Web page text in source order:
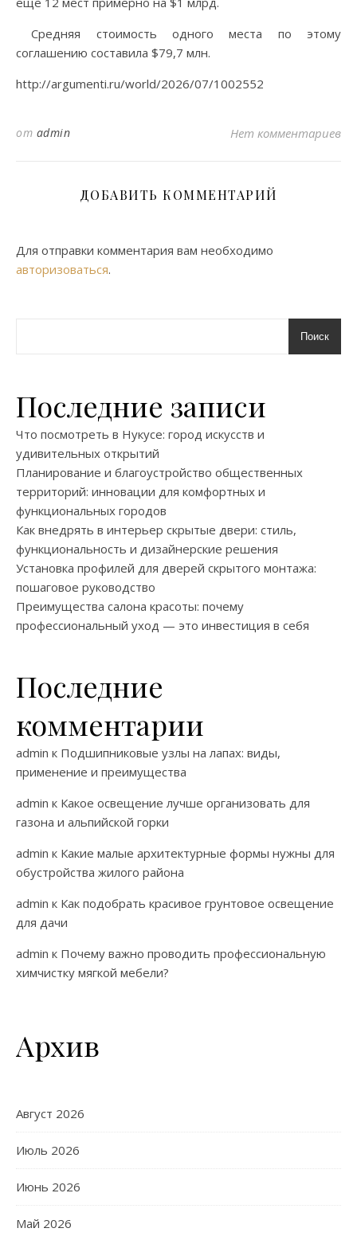
Средняя стоимость одного места по этому
соглашению составила $79,7 млн.
http://argumenti.ru/world/2026/07/1002552
от admin Нет комментариев
ДОБАВИТЬ КОММЕНТАРИЙ
Для отправки комментария вам необходимо
авторизоваться.
Поиск
Последние записи
Что посмотреть в Нукусе: город искусств и
удивительных открытий
Планирование и благоустройство общественных
территорий: инновации для комфортных и
функциональных городов
Как внедрять в интерьер скрытые двери: стиль,
функциональность и дизайнерские решения
Установка профилей для дверей скрытого монтажа:
пошаговое руководство
Преимущества салона красоты: почему
профессиональный уход — это инвестиция в себя
Последние
комментарии
admin к Подшипниковые узлы на лапах: виды,
применение и преимущества
admin к Какое освещение лучше организовать для
газона и альпийской горки
admin к Какие малые архитектурные формы нужны для
обустройства жилого района
admin к Как подобрать красивое грунтовое освещение
для дачи
admin к Почему важно проводить профессиональную
химчистку мягкой мебели?
Архив
Август 2026
Июль 2026
Июнь 2026
Май 2026